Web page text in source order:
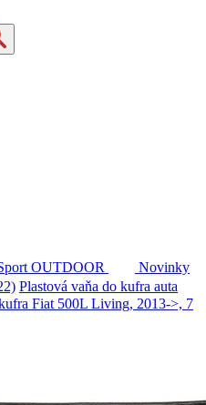
OUTDOOR
Novinky
Plastová vaňa do kufra auta
Fiat 500L Living, 2013->, 7